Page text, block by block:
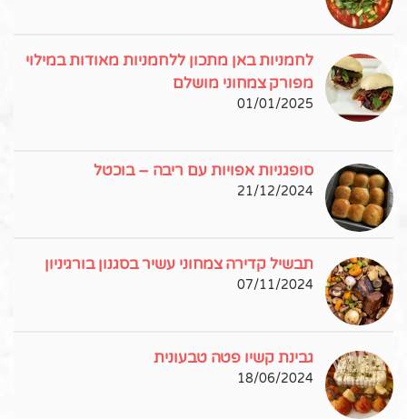
לחמניות באן מתכון ללחמניות מאודות במילוי
מפורק צמחוני מושלם
01/01/2025
סופגניות אפויות עם ריבה – בוכטל
21/12/2024
תבשיל קדירה צמחוני עשיר בסגנון בורגיניון
07/11/2024
גבינת קשיו פטה טבעונית
18/06/2024